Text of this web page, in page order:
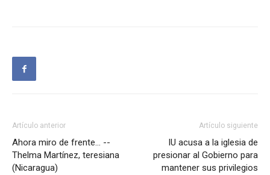
Artículo anterior
Ahora miro de frente… --
Thelma Martínez, teresiana
(Nicaragua)
Artículo siguiente
IU acusa a la iglesia de
presionar al Gobierno para
mantener sus privilegios